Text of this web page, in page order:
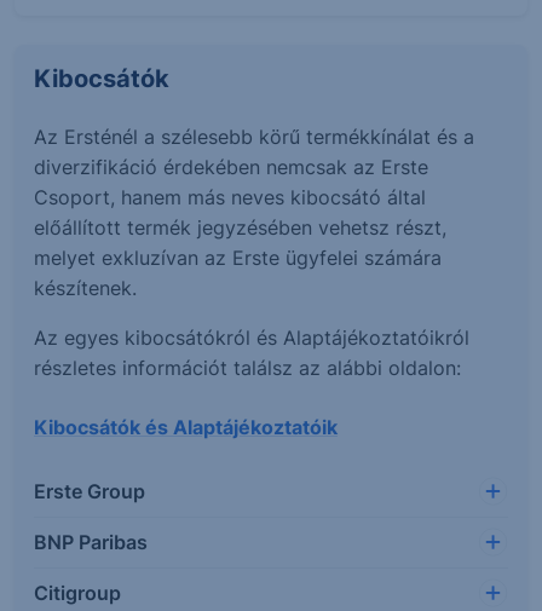
Kibocsátók
Az Ersténél a szélesebb körű termékkínálat és a
diverzifikáció érdekében nemcsak az Erste
Csoport, hanem más neves kibocsátó által
előállított termék jegyzésében vehetsz részt,
melyet exkluzívan az Erste ügyfelei számára
készítenek.
Az egyes kibocsátókról és Alaptájékoztatóikról
részletes információt találsz az alábbi oldalon:
Kibocsátók és Alaptájékoztatóik
Erste Group
BNP Paribas
Citigroup